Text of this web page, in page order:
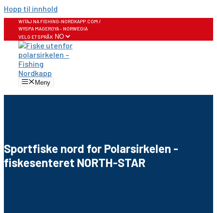
Hopp til innhold
WITAJ NA FISHING-NORDKAPP.COM /
WYSPA MAGEROYA - NORWEGIA
VELG ET SPRÅK
Meny
Sportfiske nord for Polarsirkelen -
fiskesenteret NORTH-STAR